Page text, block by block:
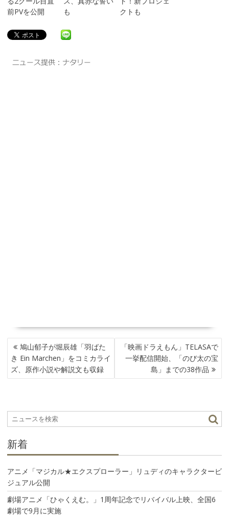
前PVを公開
も
クトも
投
稿
ナ
ビ
シ
ョ
鳩山郁子が堀辰雄「羽ばた
き Ein Marchen」をコミカライ
ズ、原作小説や解説文も収録
「映画ドラえもん」TELASAで
一挙配信開始、「のび太の宝
島」までの38作品
新着
アニメ「マジカル★エクスプローラー」リュディのキャラクタービ
ジュアル公開
劇場アニメ「ひゃくえむ。」1周年記念でリバイバル上映、全国6
劇場で9月に実施